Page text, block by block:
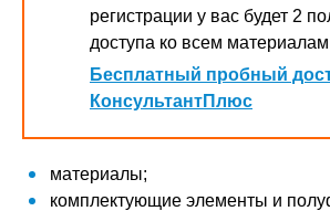
регистрации у вас будет 2
доступа ко всем
Бесплатный пробный
КонсультантПлюс
материалы;
комплектующие элементы и